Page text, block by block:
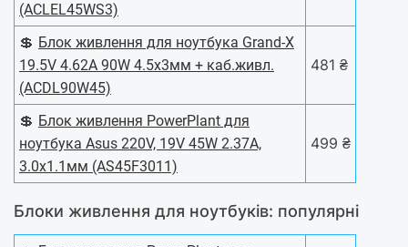
(ACLEL45WS3)
💲 Блок живлення для ноутбука Grand-X
19.5V 4.62A 90W 4.5x3мм + каб.живл.
(ACDL90W45)
481 ₴
💲 Блок живлення PowerPlant для
ноутбука Asus 220V, 19V 45W 2.37A,
3.0х1.1мм (AS45F3011)
499 ₴
Блоки живлення для ноутбуків: популярні